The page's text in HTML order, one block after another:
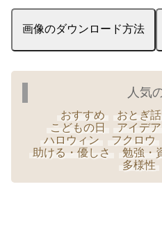
画像のダウンロード方法
人気
おすすめ おとぎ話
こどもの日
アイデ
ハロウィン
フクロウ
助ける・優しさ
勉強・
多様性